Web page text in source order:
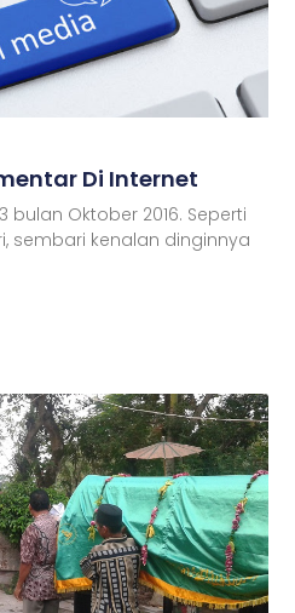
Di Internet
Oktober 2016. Seperti
sembari kenalan dinginnya